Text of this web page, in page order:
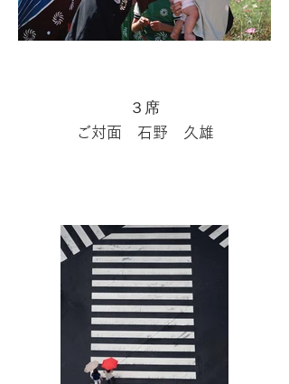
３席
ご対面 石野 久雄